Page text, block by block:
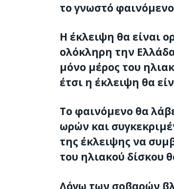
το γνωστό
Η έκλειψη θα είναι
ολόκληρη την
μόνο μέρος του
έτσι η έκλειψη θα
Το φαινόμενο θα
ωρών και
της έκλειψης να
του ηλιακού δίσκου
Λόγω των σοβαρών